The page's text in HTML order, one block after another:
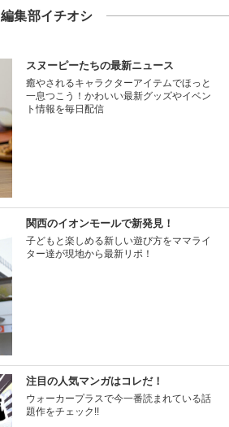
編集部イチオシ
スヌーピーたちの最新ニュース
癒やされるキャラクターアイテムでほっと
一息つこう！かわいい最新グッズやイベン
ト情報を毎日配信
関西のイオンモールで新発見！
子どもと楽しめる新しい遊び方をママライ
ター達が現地から最新リポ！
注目の人気マンガはコレだ！
ウォーカープラスで今一番読まれている話
題作をチェック!!